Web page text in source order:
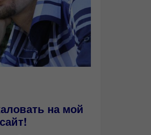
на мой
сайт!